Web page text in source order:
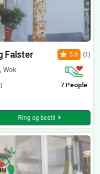
Falster
Wok
5.0 (1)
7 People
Ring og bestil